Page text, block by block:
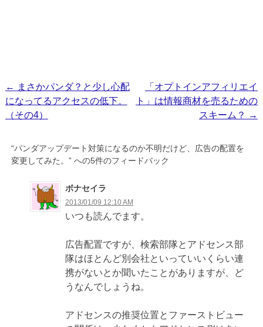
投
稿
ナ
ビ
ゲ
← まさかパンダ？と少し心配
になってるアクセスの低下。
（その4）
「オプトインアフィリエイ
ト」は情報商材を売るための
スキーム？
→
“パンダアップデート対策になるのか不明だけど、広告の配置を
変更してみた。 ” への5件のフィードバック
ボナセイラ
2013/01/09 12:10 AM
いつも読んでます。
広告配置ですが、検索部隊とアドセンス部
隊はほとんど別会社といっていいくらい連
携がないとか聞いたことがありますが、ど
うなんでしょうね。
アドセンスの推奨位置とファーストビュー